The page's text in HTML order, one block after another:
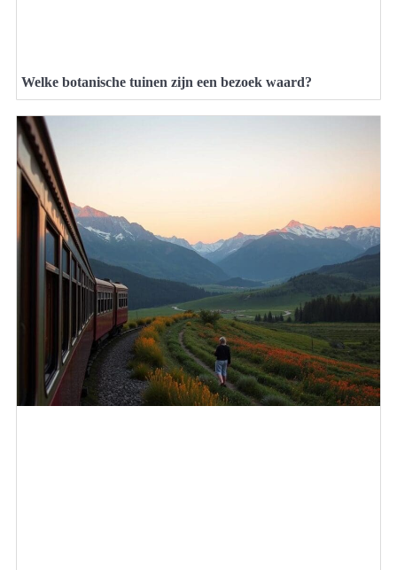
Welke botanische tuinen zijn een bezoek waard?